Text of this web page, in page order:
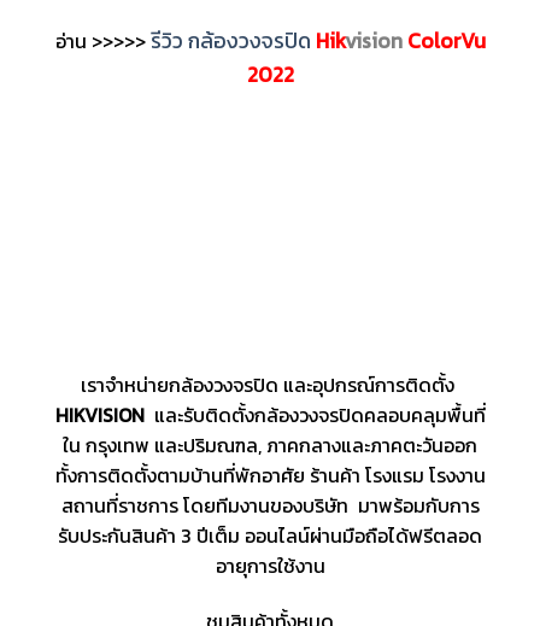
อ่าน >>>>>รีวิว กล้องวงจรปิด Hikvision ColorVu
2022
เราจำหน่ายกล้องวงจรปิด และอุปกรณ์การติดตั้ง
HIKVISIONและรับติดตั้งกล้องวงจรปิดคลอบคลุมพื้นที่
ใน กรุงเทพ และปริมณฑล, ภาคกลางและภาคตะวันออก
ทั้งการติดตั้งตามบ้านที่พักอาศัย ร้านค้า โรงแรม โรงงาน
สถานที่ราชการ โดยทีมงานของบริษัท มาพร้อมกับการ
รับประกันสินค้า 3 ปีเต็ม ออนไลน์ผ่านมือถือได้ฟรีตลอด
อายุการใช้งาน